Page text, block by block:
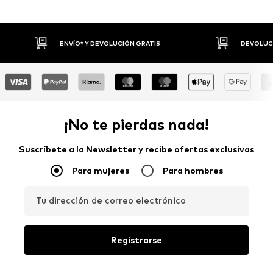
DEVOLUCIONES HASTA 30 DÍAS
¡No te pierdas nada!
Suscríbete a la Newsletter y recibe ofertas exclusivas
Para mujeres Para hombres
Tu dirección de correo electrónico
Registrarse